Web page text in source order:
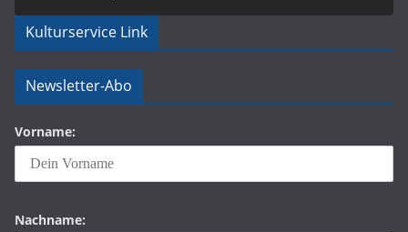
Kulturservice Link
Newsletter-Abo
Vorname:
Nachname: